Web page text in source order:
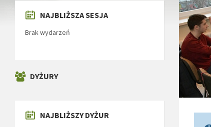
NAJBLIŻSZA SESJA
Brak wydarzeń
DYŻURY
NAJBLIŻSZY DYŻUR